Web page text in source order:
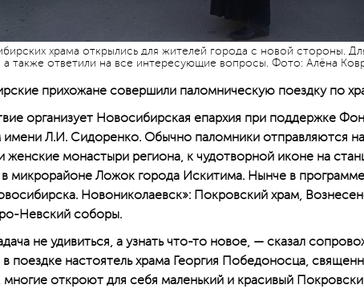
храма открылись для жителей города с новой стороны.
а также ответили на все интересующие вопросы. Фото: Алёна
прихожане совершили паломническую поездку по
организует Новосибирская епархия при поддержке
имени Л.И. Сидоренко. Обычно паломники отправляются на
женские монастыри региона, к чудотворной иконе на
в микрорайоне Ложок города Искитима. Нынче в
Новониколаевск»: Покровский храм,
Невский соборы.
не удивиться, а узнать что-то новое, — сказал
поездке настоятель храма Георгия Победоносца,
откроют для себя маленький и красивый